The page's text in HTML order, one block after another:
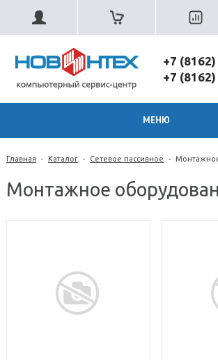
+7
+7
МЕНЮ
Главная - Каталог - Сетевое пассивное -
Монтажное